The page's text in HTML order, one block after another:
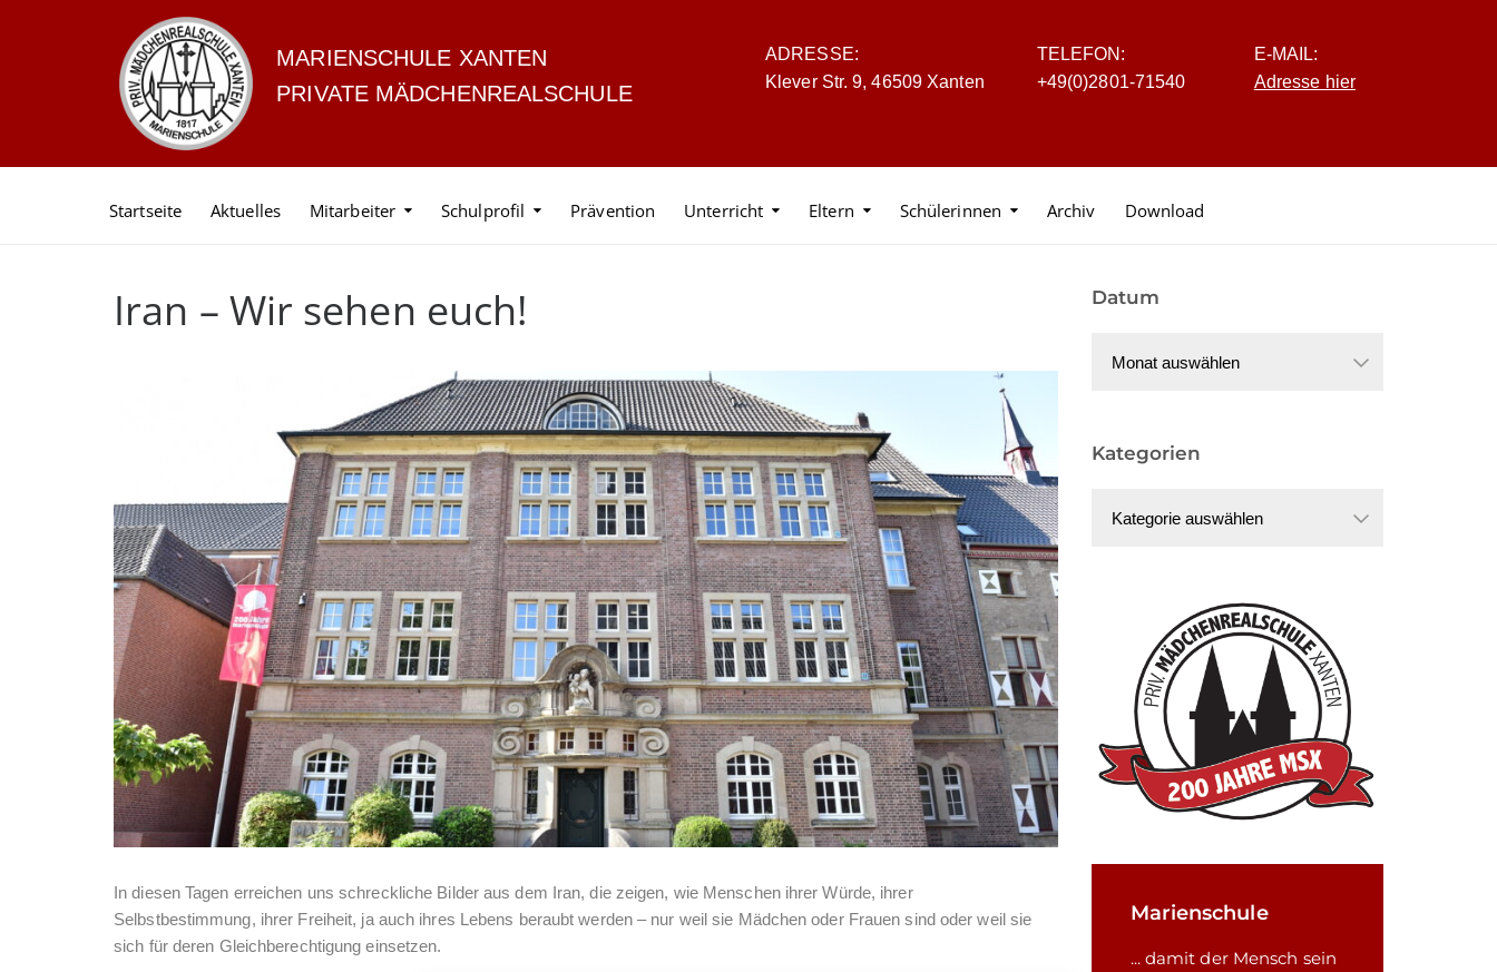
MARIENSCHULE XANTEN
PRIVATE MÄDCHENREALSCHULE
ADRESSE:
Klever Str. 9, 46509 Xanten
TELEFON:
+49(0)2801-71540
E-MAIL:
Adresse hier
Startseite Aktuelles Mitarbeiter Schulprofil Prävention Unterricht Eltern Schülerinnen Archiv Download
Iran – Wir sehen euch!
In diesen Tagen erreichen uns schreckliche Bilder aus dem Iran, die zeigen, wie Menschen ihrer Würde, ihrer
Selbstbestimmung, ihrer Freiheit, ja auch ihres Lebens beraubt werden – nur weil sie Mädchen oder Frauen sind oder weil sie
sich für deren Gleichberechtigung einsetzen.
Datum
Kategorien
Marienschule
... damit der Mensch sein